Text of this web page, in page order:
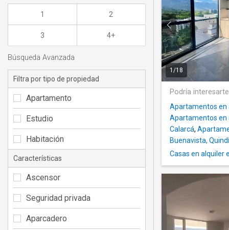
1 /18
Podría
Apartamentos en
Apartamentos en
Calarcá,
Buenavista,
Casas en alquiler
1 2
3 4+
Búsqueda Avanzada
Filtra por tipo de propiedad
Apartamento
Estudio
Habitación
Características
Ascensor
Seguridad privada
Aparcadero